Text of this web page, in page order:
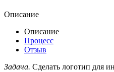
Описание
Описание
Процесс
Отзыв
Задача. Сделать логотип для